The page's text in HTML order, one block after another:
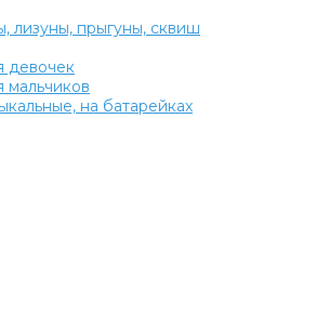
лизуны, прыгуны, сквиш
девочек
мальчиков
на батарейках